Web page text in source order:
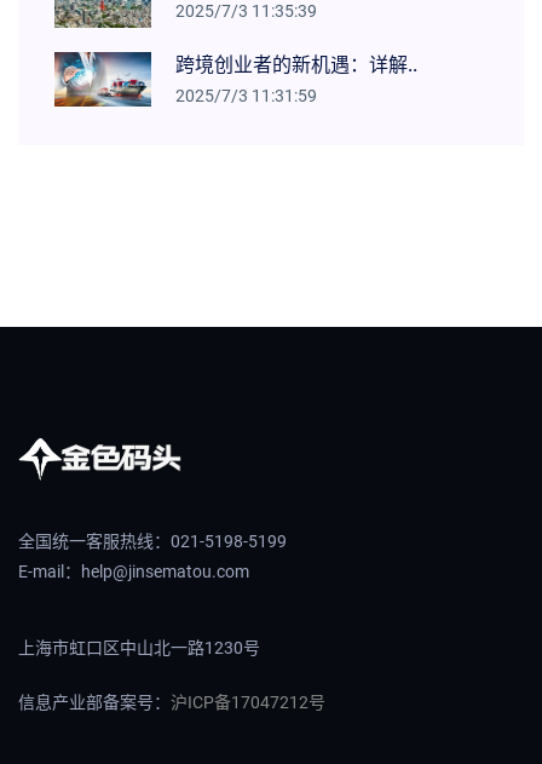
2025/7/3 11:35:39
跨境创业者的新机遇：详解..
2025/7/3 11:31:59
全国统一客服热线：021-5198-5199
E-mail：help@jinsematou.com
上海市虹口区中山北一路1230号
信息产业部备案号： 沪ICP备17047212号